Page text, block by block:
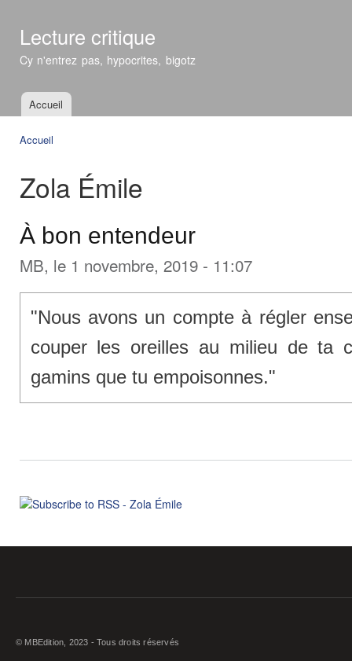
Lecture critique
Cy n'entrez pas, hypocrites, bigotz
Menu principal
Accueil
Accueil
Zola Émile
À bon entendeur
MB, le 1 novembre, 2019 - 11:07
"Nous avons un compte à régler
couper les oreilles au milieu de ta
gamins que tu empoisonnes."
© MBEdition, 2023 - Tous droits réservés